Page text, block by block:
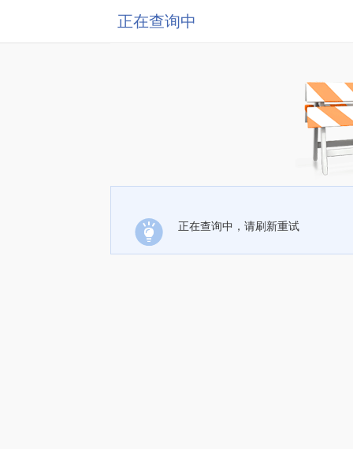
正在查询中
正在查询中，请刷新重试